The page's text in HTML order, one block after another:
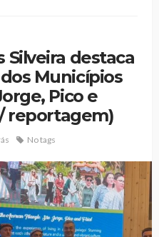
Silveira destaca
Municípios
Pico e
reportagem)
No tags